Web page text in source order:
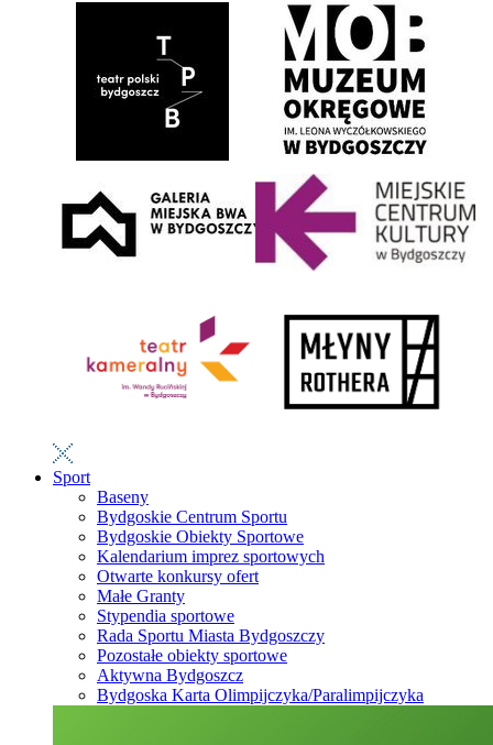
Sport
Baseny
Bydgoskie Centrum Sportu
Bydgoskie Obiekty Sportowe
Kalendarium imprez sportowych
Otwarte konkursy ofert
Małe Granty
Stypendia sportowe
Rada Sportu Miasta Bydgoszczy
Pozostałe obiekty sportowe
Aktywna Bydgoszcz
Bydgoska Karta Olimpijczyka/Paralimpijczyka